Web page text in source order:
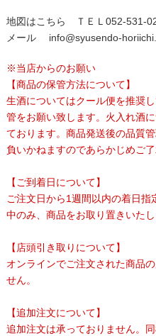
地図はこちら
ＴＥＬ052-531-
メール info@syusendo-
※当店からのお願い
【商品の保管方法について】
生酒についてはクール便を推奨
管をお願い致します。火入れ酒
ております。商品発送後の品質
負いかねますのであらかじめご了
【ご到着日について】
ご注文日から1週間以内の着日
中のみ、商品をお取り置きいたし
【店頭引き取りについて】
オンラインでご注文された商品
せん。
【追加注文について】
追加注文は承っておりません。